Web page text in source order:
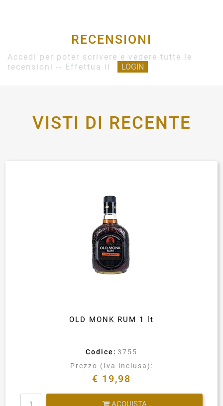
RECENSIONI
Accedi per poter scrivere e vedere tutte le
recensioni -- Effettua il
LOGIN
VISTI DI RECENTE
OLD MONK RUM 1 lt
Codice: 3755
Prezzo (Iva inclusa):
€ 19,98
ACQUISTA